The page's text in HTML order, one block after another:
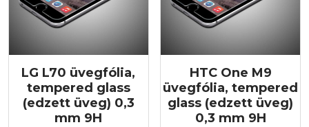
LG L70 üvegfólia,
tempered glass
(edzett üveg) 0,3
mm 9H
HTC One M9
üvegfólia, tempered
glass (edzett üveg)
0,3 mm 9H